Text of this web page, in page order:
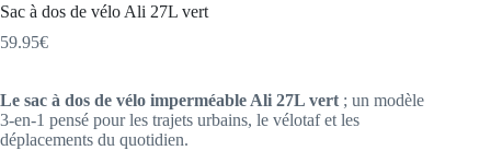
Sac à dos de vélo Ali 27L vert
59.95€
Le sac à dos de vélo imperméable Ali 27L vert ; un modèle
3-en-1 pensé pour les trajets urbains, le vélotaf et les
déplacements du quotidien.